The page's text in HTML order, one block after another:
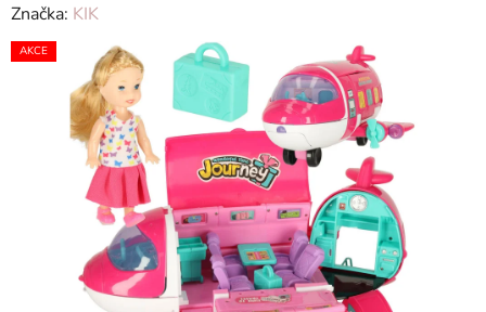
hodnocení
produktu
hvězdiček.
Značka: KIK
AKCE